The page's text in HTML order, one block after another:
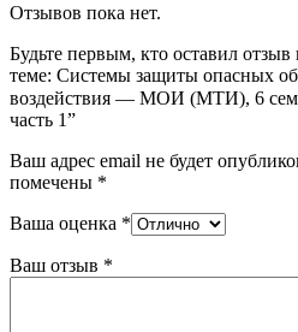
Отзывов пока нет.
Будьте первым, кто оставил
теме: Системы защиты опасных
воздействия — МОИ (МТИ), 6
часть 1”
Ваш адрес email не будет
помечены *
Ваша оценка *
Ваш отзыв *